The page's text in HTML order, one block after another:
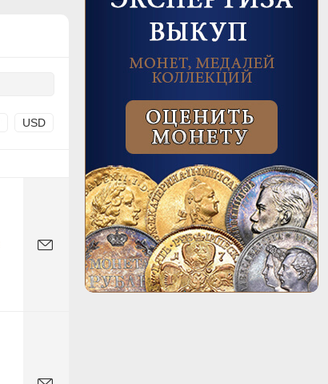
USD